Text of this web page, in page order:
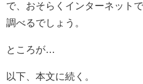
で、おそらくインターネットで
調べるでしょう。
ところが…
以下、本文に続く。